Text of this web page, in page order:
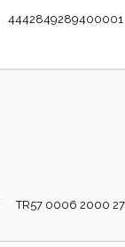
4442849289400001
TR57 0006 2000